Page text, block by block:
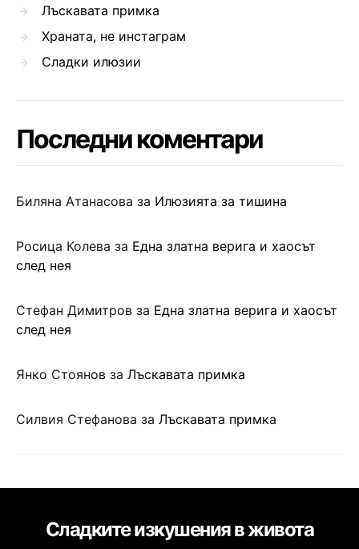
Лъскавата примка
Храната, не инстаграм
Сладки илюзии
Последни коментари
Биляна Атанасова за Илюзията за тишина
Росица Колева за Една златна верига и хаосът
след нея
Стефан Димитров за Една златна верига и хаосът
след нея
Янко Стоянов за Лъскавата примка
Силвия Стефанова за Лъскавата примка
Сладките изкушения в живота